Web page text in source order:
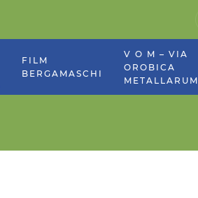
FILM
BERGAMASCHI
V O M – VIA
OROBICA
METALLARUM